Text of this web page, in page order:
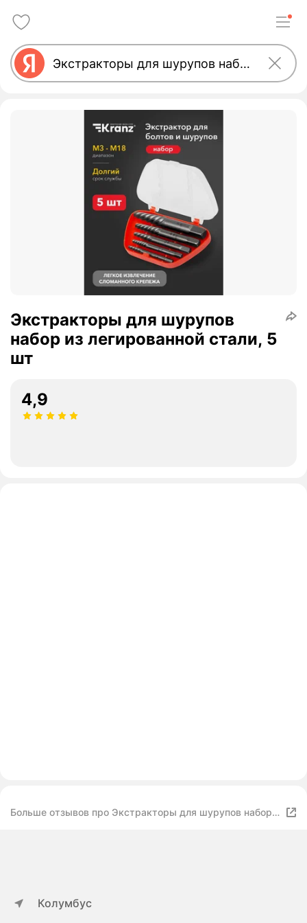
Экстракторы для шурупов
набор из легированной стали, 5
шт
4,9
Больше отзывов про Экстракторы для шурупов набор
Колумбус